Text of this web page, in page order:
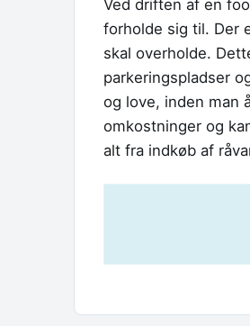
Ved driften af en
forholde sig til. Der
skal overholde.
parkeringspladser
og love, inden man
omkostninger og
alt fra indkøb af